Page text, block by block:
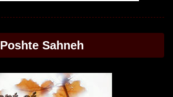
Poshte Sahneh